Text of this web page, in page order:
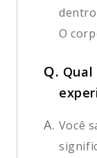
O
Q.
A. Você